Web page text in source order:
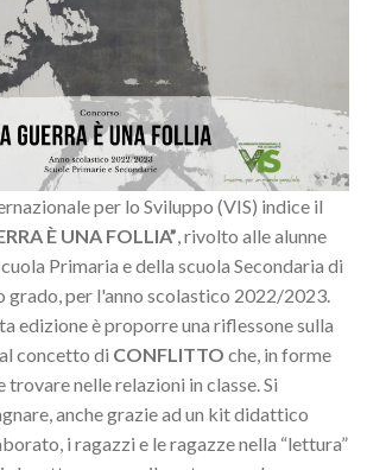
per lo Sviluppo (VIS) indice il
È UNA FOLLIA” , rivolto alle alunne
Primaria e della scuola Secondaria di
grado, per l'anno scolastico 2022/2023.
edizione è proporre una riflessone sulla
concetto di CONFLITTO che, in forme
trovare nelle relazioni in classe. Si
anche grazie ad un kit didattico
i ragazzi e le ragazze nella “lettura”